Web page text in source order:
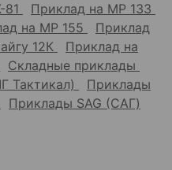
Приклад на МР 133
на МР 155
Приклад
12К
Приклад на
Складные приклады
Тактикал)
Приклады
Приклады SAG (САГ)